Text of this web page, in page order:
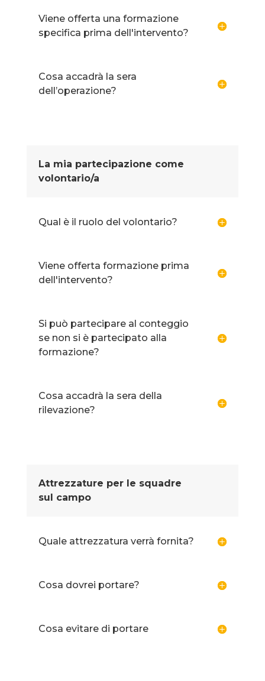
Viene offerta una formazione
specifica prima dell'intervento?
Cosa accadrà la sera
dell’operazione?
La mia partecipazione come
volontario/a
Qual è il ruolo del volontario?
Viene offerta formazione prima
dell'intervento?
Si può partecipare al conteggio
se non si è partecipato alla
formazione?
Cosa accadrà la sera della
rilevazione?
Attrezzature per le squadre
sul campo
Quale attrezzatura verrà fornita?
Cosa dovrei portare?
Cosa evitare di portare